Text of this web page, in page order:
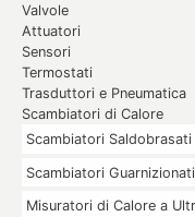
Valvole
Attuatori
Sensori
Termostati
Trasduttori e Pneumatica
Scambiatori di Calore
Scambiatori Saldobrasati
Scambiatori Guarnizionati
Misuratori di Calore a